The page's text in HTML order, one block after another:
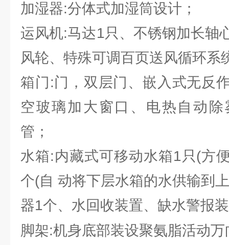
加湿器:分体式加湿筒设计；
运风机:马达1只、不锈钢加长轴
风轮、特殊可调百页送风循环系
箱门:门，双层门、嵌入式无反
空玻璃加大窗口、电热自动除
管；
水箱:内藏式可移动水箱1只(方
个(自 动将下层水箱的水供输到
器1个、水回收装置、缺水警报
脚架:机身底部装设聚氨脂活动